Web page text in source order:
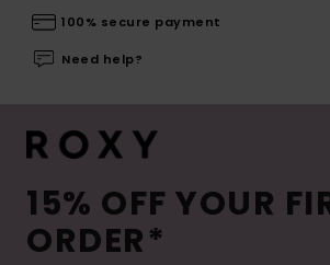
100% secure payment
Need help?
15% OFF YOUR
ORDER*